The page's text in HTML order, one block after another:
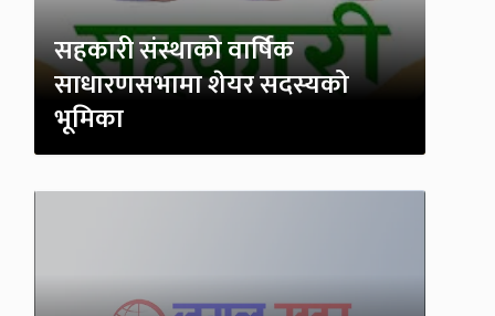
सहकारी संस्थाको वार्षिक
साधारणसभामा शेयर सदस्यको
भूमिका